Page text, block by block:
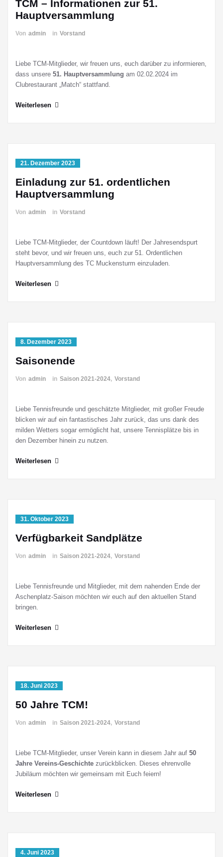
TCM – Informationen zur 51.
Hauptversammlung
Von admin in Vorstand
Liebe TCM-Mitglieder, wir freuen uns, euch darüber zu informieren,
dass unsere 51. Hauptversammlung am 02.02.2024 im
Clubrestaurant „Match“ stattfand.
Weiterlesen
21. Dezember 2023
Einladung zur 51. ordentlichen
Hauptversammlung
Von admin in Vorstand
Liebe TCM-Mitglieder, der Countdown läuft! Der Jahresendspurt
steht bevor, und wir freuen uns, euch zur 51. Ordentlichen
Hauptversammlung des TC Muckensturm einzuladen.
Weiterlesen
8. Dezember 2023
Saisonende
Von admin in Saison 2021-2024, Vorstand
Liebe Tennisfreunde und geschätzte Mitglieder, mit großer Freude
blicken wir auf ein fantastisches Jahr zurück, das uns dank des
milden Wetters sogar ermöglicht hat, unsere Tennisplätze bis in
den Dezember hinein zu nutzen.
Weiterlesen
31. Oktober 2023
Verfügbarkeit Sandplätze
Von admin in Saison 2021-2024, Vorstand
Liebe Tennisfreunde und Mitglieder, mit dem nahenden Ende der
Aschenplatz-Saison möchten wir euch auf den aktuellen Stand
bringen.
Weiterlesen
18. Juni 2023
50 Jahre TCM!
Von admin in Saison 2021-2024, Vorstand
Liebe TCM-Mitglieder, unser Verein kann in diesem Jahr auf 50
Jahre Vereins-Geschichte zurückblicken. Dieses ehrenvolle
Jubiläum möchten wir gemeinsam mit Euch feiern!
Weiterlesen
4. Juni 2023